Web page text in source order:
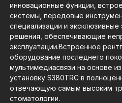
инновационные функции,
системы, передовые
специализации и эксклюзивные
решения, обеспечивающие
эксплуатации.Встроенное
оборудование последнего
мультимедиасвязи на основе
установку S380TRC в
отвечающую самым высоким
стоматологии.